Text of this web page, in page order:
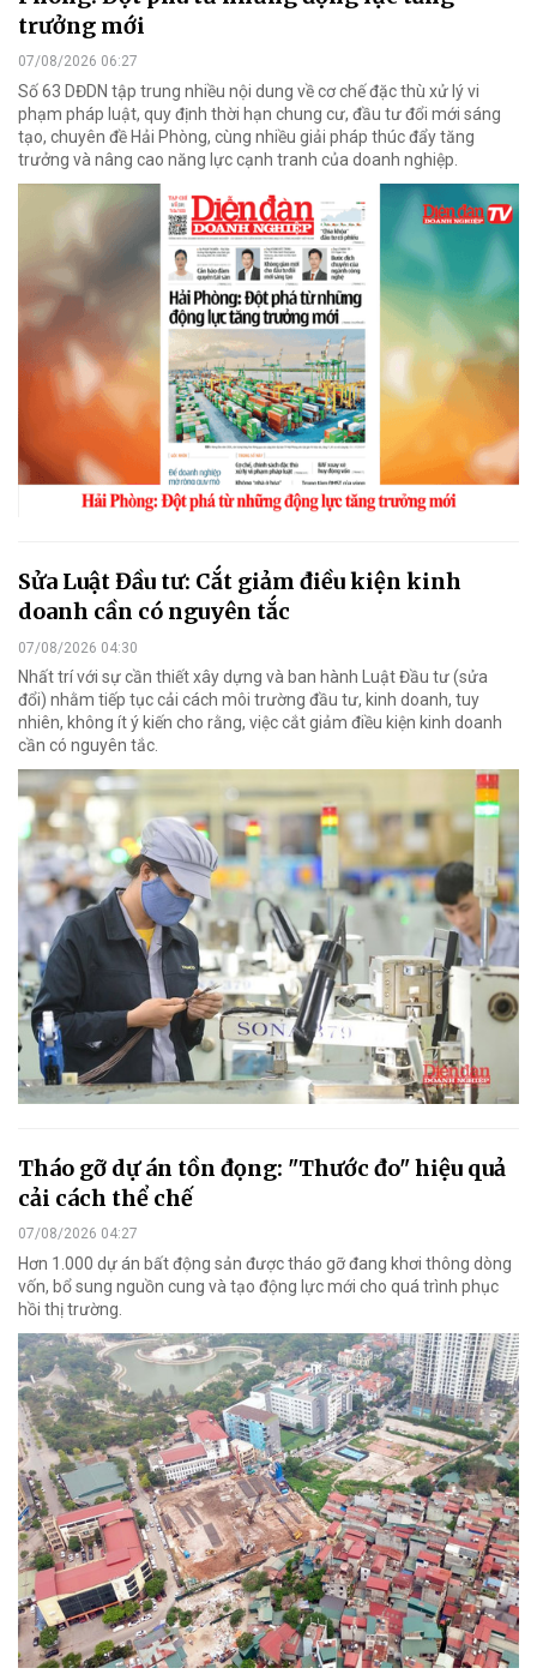
trưởng mới
07/08/2026 06:27
Số 63 DĐDN tập trung nhiều nội dung về cơ chế đặc thù xử lý vi
phạm pháp luật, quy định thời hạn chung cư, đầu tư đổi mới sáng
tạo, chuyên đề Hải Phòng, cùng nhiều giải pháp thúc đẩy tăng
trưởng và nâng cao năng lực cạnh tranh của doanh nghiệp.
Sửa Luật Đầu tư: Cắt giảm điều kiện kinh
doanh cần có nguyên tắc
07/08/2026 04:30
Nhất trí với sự cần thiết xây dựng và ban hành Luật Đầu tư (sửa
đổi) nhằm tiếp tục cải cách môi trường đầu tư, kinh doanh, tuy
nhiên, không ít ý kiến cho rằng, việc cắt giảm điều kiện kinh doanh
cần có nguyên tắc.
Tháo gỡ dự án tồn đọng: "Thước đo" hiệu quả
cải cách thể chế
07/08/2026 04:27
Hơn 1.000 dự án bất động sản được tháo gỡ đang khơi thông dòng
vốn, bổ sung nguồn cung và tạo động lực mới cho quá trình phục
hồi thị trường.